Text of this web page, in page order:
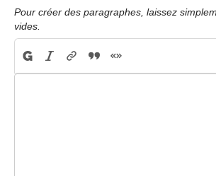
Pour créer des paragraphes, laissez
vides.